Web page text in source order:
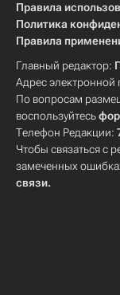
Правила
Политика
Правила
Главный редактор:
Адрес электронной
По вопросам
воспользуйтесь
Телефон Редакции:
Чтобы связаться с
замеченных
связи.